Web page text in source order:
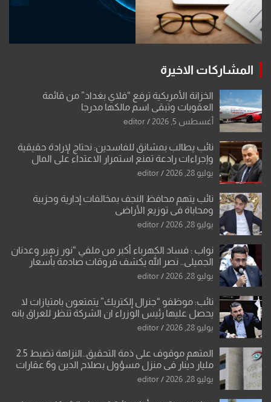
المشاركات الاخيرة
الخزانة الأمريكية ترفع “فلاي بغداد” من قائمة
العقوبات وتبقي اسم مالكها مدرجا
أغسطس 5, 2026 editor
نائب يطالب بمشانق للفاسدين: نحتاج لإرادة حقيقية
وإجراءات رادعة تمنع استمرار الاعتداء على المال
العام”.
يوليو 28, 2026 editor
نائب يتهم محافظ النجف بمخالفات إدارية وحزبية
ومحاباة في توزيع الأراضي
يوليو 28, 2026 editor
نواب : فساد الكهرباء أكبر من ملفي “نور زهير وعدنان
الجميلي.. نصر الله يكشف فروقات صادمة بأسعار
معدات الكهرباء وعقودها
يوليو 28, 2026 editor
نائب: موظفو “جنرال إلكتريك” يتمتعون بامتيازات لا
يحصل عليها رئيس الوزراء ان الشركة تنظر للعراق بانه
بلد ضعيف وتفرض شروطها
يوليو 28, 2026 editor
المتهم موقوف على ذمة التحقيق..النزاهة تضبط 2.5
مليار دينار في منزل مسؤول بصلاح الدين و6 عقارات
باسم زوجته
يوليو 28, 2026 editor